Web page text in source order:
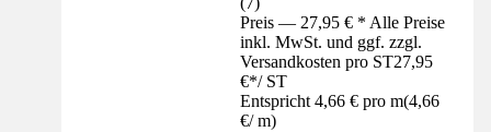
Preis — 27,95 € * Alle Preise
inkl. MwSt. und ggf. zzgl.
Versandkosten pro ST27,95
€*/ ST
Entspricht 4,66 € pro m(4,66
€/ m)